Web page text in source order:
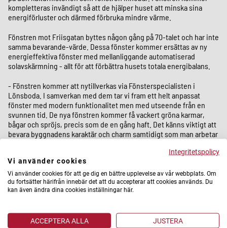
kompletteras invändigt så att de hjälper huset att minska sina
energiförluster och därmed förbruka mindre värme.
Fönstren mot Friisgatan byttes någon gång på 70-talet och har inte
samma bevarande-värde. Dessa fönster kommer ersättas av ny
energieffektiva fönster med mellanliggande automatiserad
solavskärmning - allt för att förbättra husets totala energibalans.
- Fönstren kommer att nytillverkas via Fönsterspecialisten i
Lönsboda. I samverkan med dem tar vi fram ett helt anpassat
fönster med modern funktionalitet men med utseende från en
svunnen tid. De nya fönstren kommer få vackert gröna karmar,
bågar och spröjs, precis som de en gång haft. Det känns viktigt att
bevara byggnadens karaktär och charm samtidigt som man arbetar
Forskningsprojekt om hållbar fastighetsrenovering
Projektet är antaget som en testpilot för "Branschimplementering
vilket är ett forskningsanslag utlyst via Nova2 med finansiering
från Energimyndigheten.
Integritetspolicy
Vi använder cookies
Vi använder cookies för att ge dig en bättre upplevelse av vår webbplats. Om
du fortsätter härifrån innebär det att du accepterar att cookies används. Du
kan även ändra dina cookies inställningar här.
ACCEPTERA ALLA JUSTERA